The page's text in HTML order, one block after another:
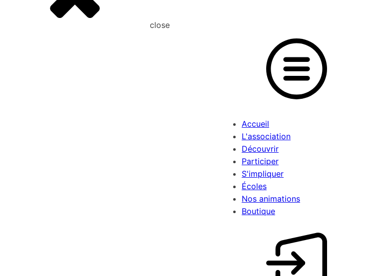
close
Accueil
L'association
Découvrir
Participer
S'impliquer
Écoles
Nos animations
Boutique